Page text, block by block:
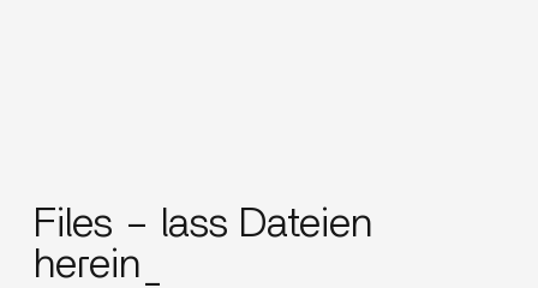
Files – lass Dateien
herein_